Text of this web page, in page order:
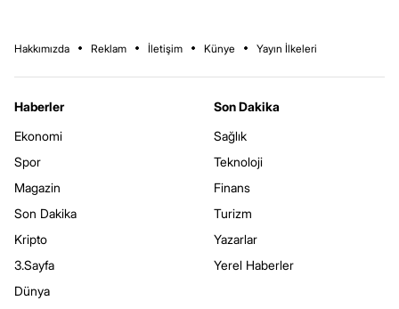
Hakkımızda Reklam İletişim Künye Yayın İlkeleri
Haberler
Ekonomi
Spor
Magazin
Son Dakika
Kripto
3.Sayfa
Dünya
Son Dakika
Sağlık
Teknoloji
Finans
Turizm
Yazarlar
Yerel Haberler